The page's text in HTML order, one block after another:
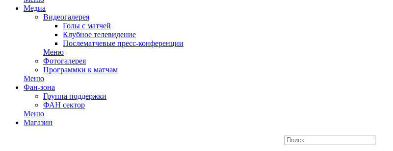
Медиа
Видеогалерея
Голы с матчей
Клубное телевидение
Послематчевые пресс-конференции
Меню
Фотогалерея
Программки к матчам
Меню
Фан-зона
Группа поддержки
ФАН сектор
Меню
Магазин